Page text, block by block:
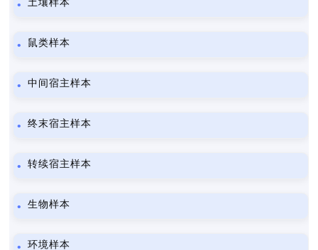
土壤样本
鼠类样本
中间宿主样本
终末宿主样本
转续宿主样本
生物样本
环境样本